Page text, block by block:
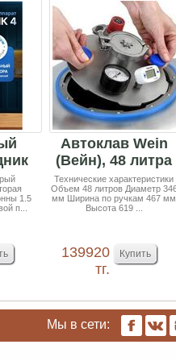
1.5
п...
Автоклав Wein
(Вейн), 48 литра
Технические характеристики
Объем 48 литров Диаметр
мм Ширина по ручкам 467 мм
Высота 619 ...
139920
тг.
Мы в сети: